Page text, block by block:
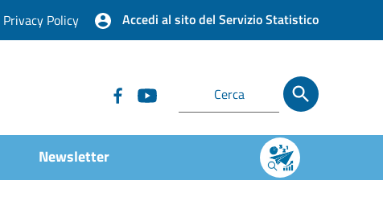
Privacy Policy Accedi al sito del Servizio Statistico
Newsletter